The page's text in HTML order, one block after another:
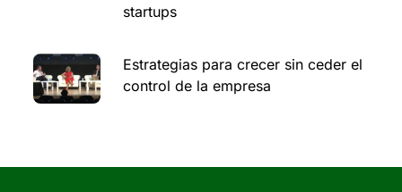
startups
Estrategias para crecer sin ceder el
control de la empresa